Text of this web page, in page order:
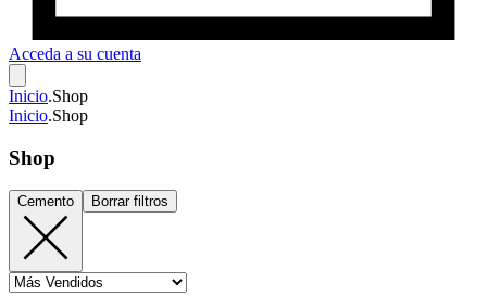
Acceda a su cuenta
Inicio.Shop
Inicio.Shop
Shop
Cemento Borrar filtros